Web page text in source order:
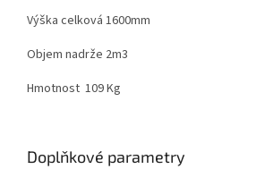
Výška celková 1600mm
Objem nadrže 2m3
Hmotnost 109 Kg
Doplňkové parametry